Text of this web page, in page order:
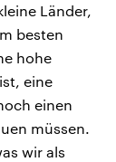
Länder,
besten
hohe
eine
einen
müssen.
wir als